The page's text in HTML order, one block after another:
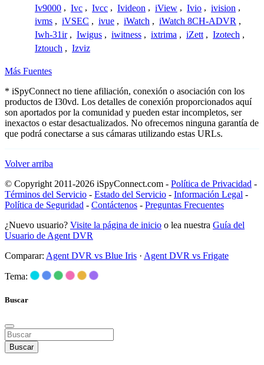
Iv9000 , Ivc , Ivcc , Ivideon , iView , Ivio , ivision ,
ivms , iVSEC , ivue , iWatch , iWatch 8CH-ADVR ,
Iwh-31ir , Iwigus , iwitness , ixtrima , iZett , Izotech ,
Iztouch , Izviz
Más Fuentes
* iSpyConnect no tiene afiliación, conexión o asociación con los
productos de I30vd. Los detalles de conexión proporcionados aquí
son aportados por la comunidad y pueden estar incompletos, ser
inexactos o estar desactualizados. No ofrecemos ninguna garantía de
que podrá conectarse a sus cámaras utilizando estas URLs.
Volver arriba
© Copyright 2011-2026 iSpyConnect.com - Política de Privacidad -
Términos del Servicio - Estado del Servicio - Información Legal -
Política de Seguridad - Contáctenos - Preguntas Frecuentes
¿Nuevo usuario? Visite la página de inicio o lea nuestra Guía del
Usuario de Agent DVR
Comparar: Agent DVR vs Blue Iris · Agent DVR vs Frigate
Tema:
Buscar
Buscar